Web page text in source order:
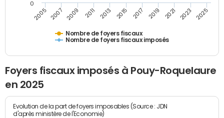
Nombre de foyers fiscaux
Nombre de foyers fiscaux imposés
2005 2007 2009 2011 2013 2015 2017 2019 2021 2023 2025
0
Foyers fiscaux imposés à Pouy-Roquelaure
en 2025
Evolution de la part de foyers imposables (Source : JDN
d'après ministère de l'Economie)